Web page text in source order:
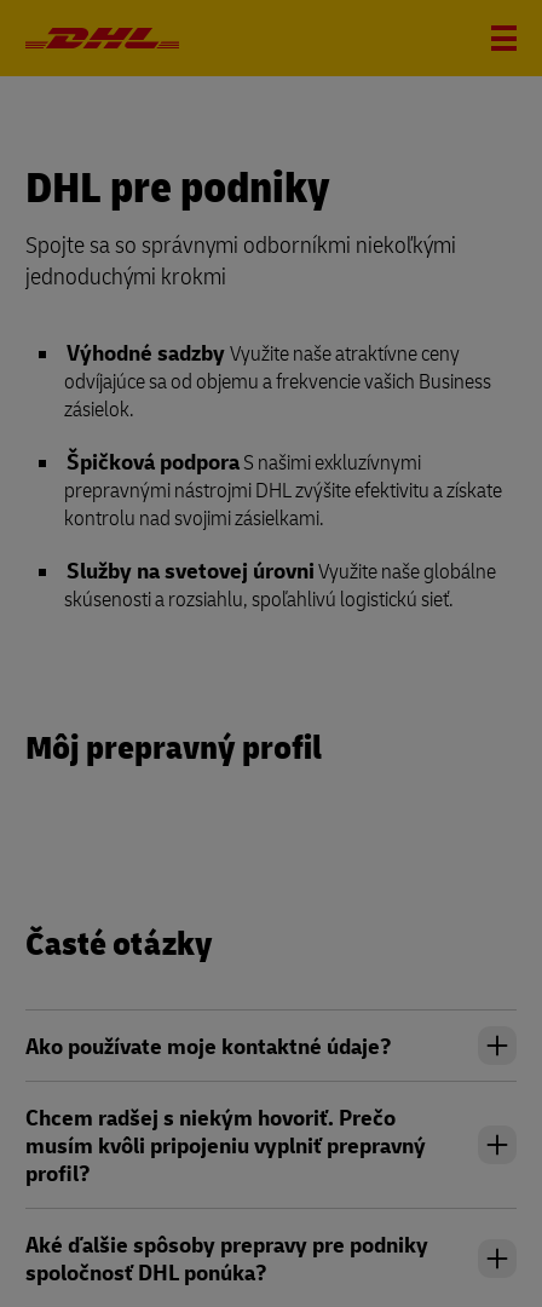
DHL pre podniky
Spojte sa so správnymi odborníkmi niekoľkými
jednoduchými krokmi
Výhodné sadzbyVyužite naše atraktívne ceny
odvíjajúce sa od objemu a frekvencie vašich Business
zásielok.
Špičková podporaS našimi exkluzívnymi
prepravnými nástrojmi DHL zvýšite efektivitu a získate
kontrolu nad svojimi zásielkami.
Služby na svetovej úrovniVyužite naše globálne
skúsenosti a rozsiahlu, spoľahlivú logistickú sieť.
Môj prepravný profil
Časté otázky
Ako používate moje kontaktné údaje?
Chcem radšej s niekým hovoriť. Prečo
musím kvôli pripojeniu vyplniť prepravný
profil?
Aké ďalšie spôsoby prepravy pre podniky
spoločnosť DHL ponúka?